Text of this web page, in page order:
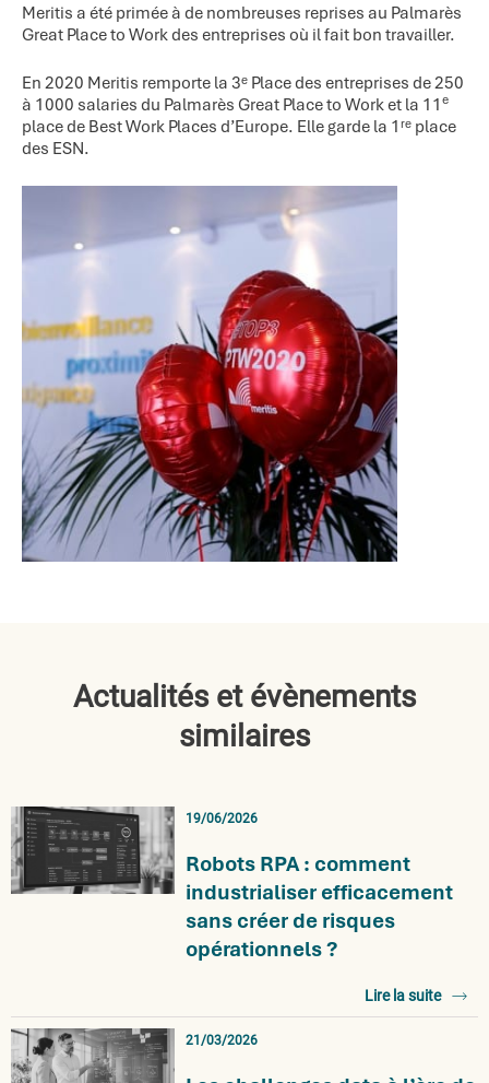
Meritis a été primée à de nombreuses reprises au Palmarès
Great Place to Work des entreprises où il fait bon travailler.
En 2020 Meritis remporte la 3ᵉ Place des entreprises de 250
à 1000 salaries du Palmarès Great Place to Work et la 11 e
place de Best Work Places d’Europe. Elle garde la 1ʳᵉ place
des ESN.
Actualités et évènements
similaires
19/06/2026
Robots RPA : comment
industrialiser efficacement
sans créer de risques
opérationnels ?
Lire la suite
21/03/2026